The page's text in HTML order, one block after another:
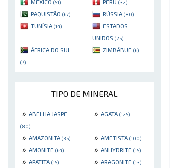
MÉXICO (51) PERU (32)
PAQUISTÃO (67) RÚSSIA (80)
TUNÍSIA (14)
ESTADOS
UNIDOS (25)
ÁFRICA DO SUL
(7)
ZIMBÁBUE (6)
TIPO DE MINERAL
» ABELHA JASPE
(80)
» AGATA (125)
» AMAZONITA (35) » AMETISTA (100)
» AMONITE (64) » ANHYDRITE (15)
» APATITA (15) » ARAGONITE (13)